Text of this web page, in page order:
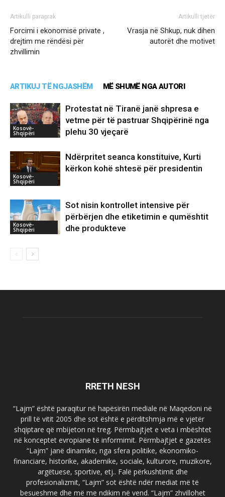
Artikulli paraprak
Forcimi i ekonomisë private ,
drejtim me rëndësi për
zhvillimin
Artikulli tjetër
Vrasja në Shkup, nuk dihen
autorët dhe motivet
ARTIKUJ TË NGJASHËM MË SHUMË NGA AUTORI
Kosovë-
Shqipëri
Protestat në Tiranë janë shpresa e
vetme për të pastruar Shqipërinë nga
plehu 30 vjeçarë
Kosovë-
Shqipëri
Ndërpritet seanca konstituive, Kurti
kërkon kohë shtesë për presidentin
Kosovë-
Shqipëri
Sot nisin kontrollet intensive për
përbërjen dhe etiketimin e qumështit
dhe produkteve
RRETH NESH
“Lajm” është paraqitur në hapësirën mediale në Maqedoni në
prill të vitit 2005 dhe sot është e përditshmja më e vjetër
shqiptare që mbijeton në treg. Përmbajtjet e veta i mbështet
në konceptet evropiane të informimit. Përmbajtjet e gazetës
“Lajm” janë dinamike, nga sfera politike, ekonomiko-
financiare, historike, akademike, sociale, kulturore, muzikore,
argëtuese, sportive, etj.. Falë përkushtimit dhe
profesionalizmit, “Lajm” sot është ndër mediat më të
besueshme dhe më me ndikim në vend. “Lajm” zhvillohet